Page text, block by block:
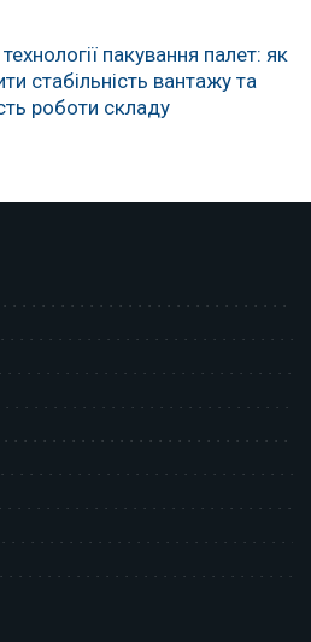
пакування палет: як
стабільність вантажу та
роботи складу